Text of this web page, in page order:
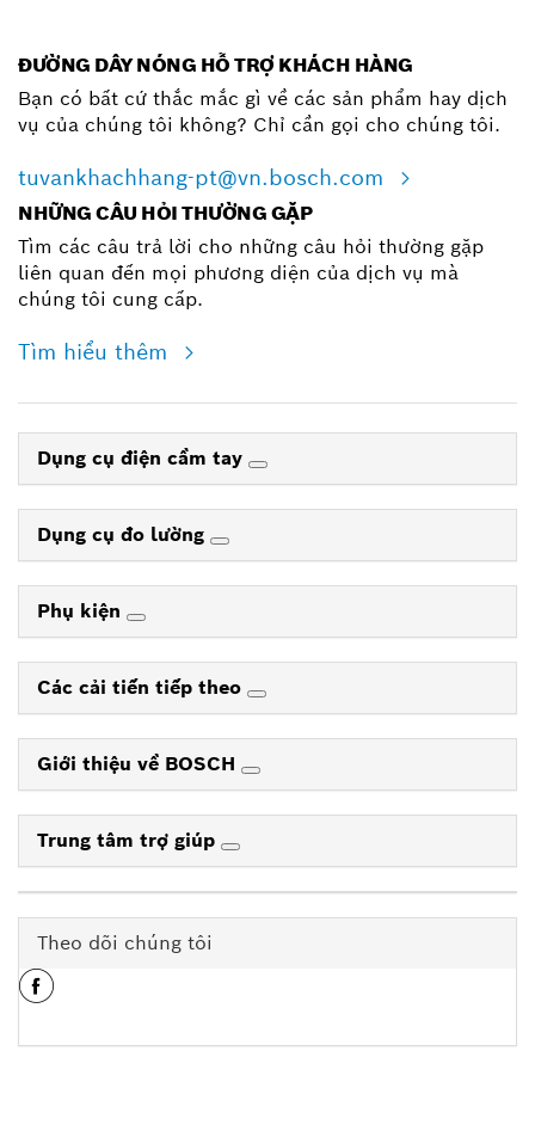
ĐƯỜNG DÂY NÓNG HỖ TRỢ KHÁCH HÀNG
Bạn có bất cứ thắc mắc gì về các sản phẩm hay dịch
vụ của chúng tôi không? Chỉ cần gọi cho chúng tôi.
tuvankhachhang-pt@vn.bosch.com
NHỮNG CÂU HỎI THƯỜNG GẶP
Tìm các câu trả lời cho những câu hỏi thường gặp
liên quan đến mọi phương diện của dịch vụ mà
chúng tôi cung cấp.
Tìm hiểu thêm
Dụng cụ điện cầm tay
Dụng cụ đo lường
Phụ kiện
Các cải tiến tiếp theo
Giới thiệu về BOSCH
Trung tâm trợ giúp
Theo dõi chúng tôi